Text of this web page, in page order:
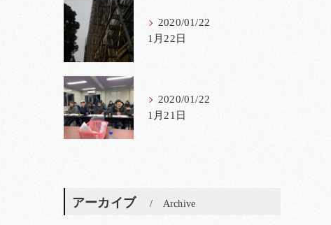
2020/01/22
1月22日
2020/01/22
1月21日
アーカイブ Archive